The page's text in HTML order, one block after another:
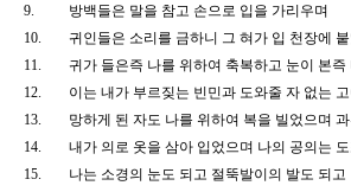
9.
방백들은 말을 참고 손으로 입을 가리우며
10.
귀인들은 소리를 금하니 그 혀가 입 천장에
11.
귀가 들은즉 나를 위하여 축복하고 눈이 본
12.
이는 내가 부르짖는 빈민과 도와줄 자 없는
13.
망하게 된 자도 나를 위하여 복을 빌었으며
14.
내가 의로 옷을 삼아 입었으며 나의 공의는
15.
나는 소경의 눈도 되고 절뚝발이의 발도 되고